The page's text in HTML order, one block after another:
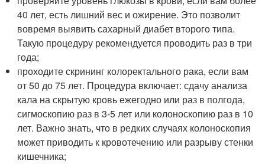
40 лет, есть лишний вес и ожирение. Это позволит
вовремя выявить сахарный диабет второго типа.
Такую процедуру рекомендуется проводить раз в три
года;
проходите скрининг колоректального рака, если вам
от 50 до 75 лет. Процедура включает: сдачу анализа
кала на скрытую кровь ежегодно или раз в полгода,
сигмоскопию раз в 3-5 лет или колоноскопию раз в 10
лет. Важно знать, что в редких случаях колоноскопия
может приводить к кровотечению или разрыву стенки
кишечника;